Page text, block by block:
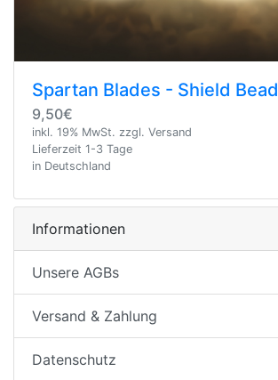
Spartan Blades - Shield Bead
9,50€
inkl. 19% MwSt. zzgl. Versand
Lieferzeit 1-3 Tage
in Deutschland
Informationen
Unsere AGBs
Versand & Zahlung
Datenschutz